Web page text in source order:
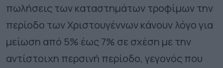
πωλήσεις των καταστημάτων τροφίμων την
περίοδο των Χριστουγέννων κάνουν λόγο για
μείωση από 5% έως 7% σε σχέση με την
αντίστοιχη περσινή περίοδο, γεγονός που